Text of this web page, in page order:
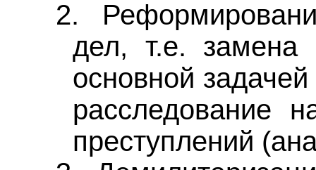
2.
дел, т.е. замена
основной
расследование
преступлений